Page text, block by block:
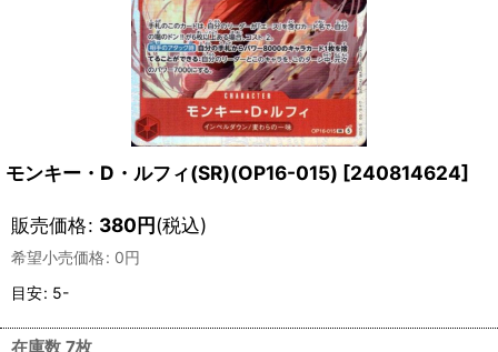
モンキー・D・ルフィ(SR)(OP16-015) [240814624]
販売価格: 380円(税込)
希望小売価格: 0円
目安: 5-
在庫数 7枚